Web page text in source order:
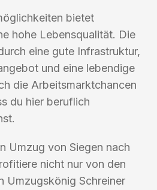
bietet
hohe Lebensqualität. Die
eine gute Infrastruktur,
und eine lebendige
die Arbeitsmarktchancen
du hier beruflich
Umzug von Siegen nach
nicht nur von den
Umzugskönig Schreiner